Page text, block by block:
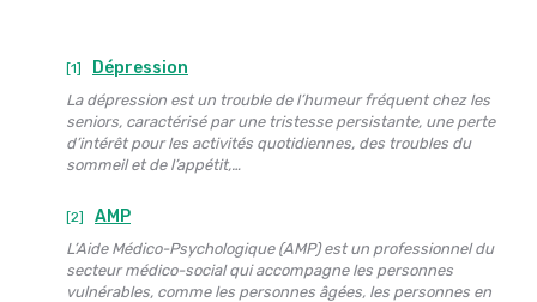
[1] Dépression
La dépression est un trouble de l’humeur fréquent chez les
seniors, caractérisé par une tristesse persistante, une perte
d’intérêt pour les activités quotidiennes, des troubles du
sommeil et de l’appétit,…
[2] AMP
L’Aide Médico-Psychologique (AMP) est un professionnel du
secteur médico-social qui accompagne les personnes
vulnérables, comme les personnes âgées, les personnes en